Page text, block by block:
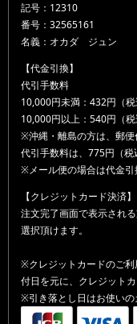
記号：12310
番号：32565161
名義：オカダ ジュン
【代金引換】
代引手数料
10,000円未満：432円（税
10,000円以上：540円（税
※沖縄・離島の方は、郵便
代引手数料は、775円（税
※メール便の場合は代金引
【クレジットカード決済】
注文完了画面で表示され
選択頂けます。
※クレジットカードのご
付日を元に、クレジット
※引き落とし日はお使いの